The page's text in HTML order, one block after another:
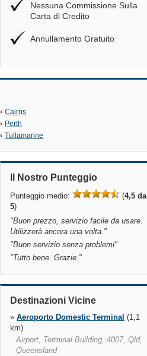
Nessuna Commissione Sulla
Carta di Credito
Annullamento Gratuito
Cairns
Perth
Tullamarine
Il Nostro Punteggio
Punteggio medio: (4,5 da
5)
"Buon prezzo, servizio facile da usare.
Utilizzerà ancora una volta. "
"Buon servizio senza problemi"
"Tutto bene. Grazie. "
Destinazioni Vicine
» Aeroporto Domestic Terminal (1,1
km)
Airport, Terminal Building, 4007, Qld,
Queensland